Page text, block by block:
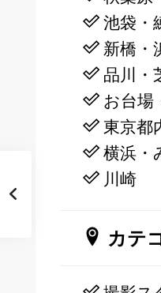
池袋・
新橋・
品川・
お台場
東京都
横浜・
川崎
カテ